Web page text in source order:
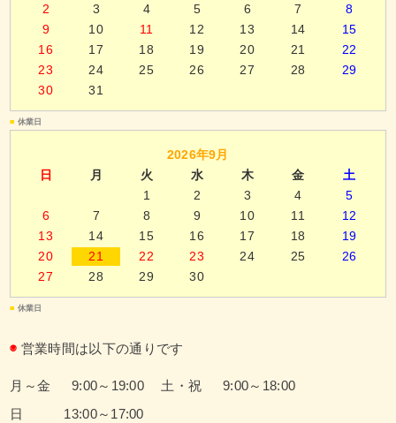
2
3 4 5 6 7
8
9
10 11 12 13 14
15
16
17 18 19 20 21
22
23
24 25 26 27 28
29
30
31
■ 休業日
2026年9月
日
月 火 水 木 金
土
1
2 3 4
5
6
7 8 9 10 11
12
13
14 15 16 17 18
19
20
21 22 23 24 25
26
27
28 29 30
■ 休業日
◉ 営業時間は以下の通りです
月～金 9:00～19:00
土・祝 9:00～18:00
日 13:00～17:00